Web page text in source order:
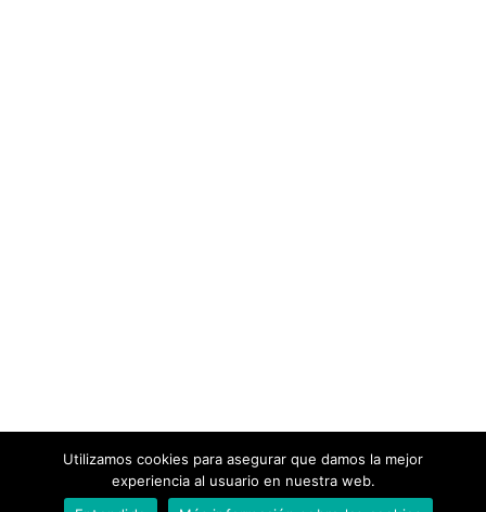
Utilizamos cookies para asegurar que damos la mejor
experiencia al usuario en nuestra web.